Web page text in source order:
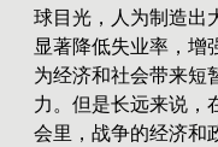
球目光，人为制造出
显著降低失业率，增
为经济和社会带来短
力。但是长远来说，
会里，战争的经济和